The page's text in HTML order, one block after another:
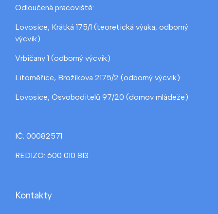
Odloučená pracoviště:
Lovosice, Krátká 175/1 (teoretická výuka, odborný
výcvik)
Vrbičany 1 (odborný výcvik)
Litoměřice, Brožíkova 2175/2 (odborný výcvik)
Lovosice, Osvoboditelů 97/20 (domov mládeže)
IČ: 00082571
REDIZO: 600 010 813
Kontakty